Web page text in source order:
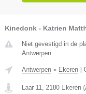
Kinedonk - Katrien
Niet gevestigd in de
Antwerpen.
Antwerpen » Ekeren
Laar 11, 2180 Ekeren (